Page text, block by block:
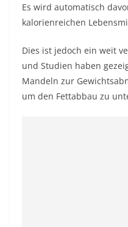
Es wird automatisch
kalorienreichen
Dies ist jedoch ein weit
und Studien haben
Mandeln zur
um den Fettabbau zu